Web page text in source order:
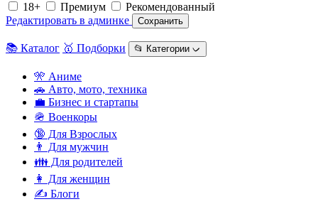
18+
Премиум
Рекомендованный
Редактировать в админке
Сохранить
📚 Каталог 🥇 Подборки 📂 Категории ᨆ
🎌 Аниме
🚗 Авто, мото, техника
💼 Бизнес и стартапы
🪖 Военкоры
🔞 Для Взрослых
👨 Для мужчин
👪 Для родителей
👩 Для женщин
✍️ Блоги